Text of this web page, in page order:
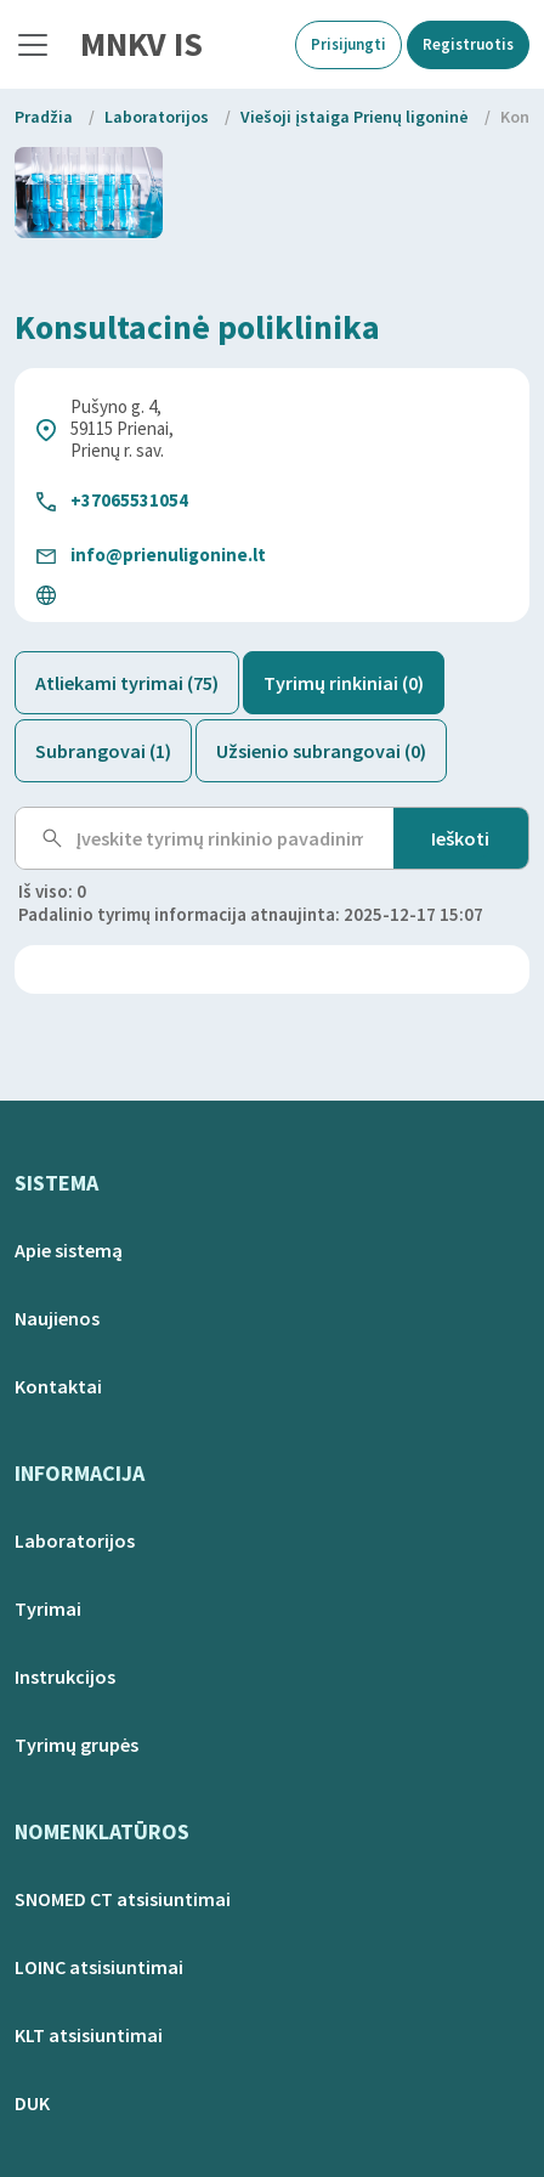
MNKV IS Prisijungti Registruotis
Pradžia / Laboratorijos / Viešoji įstaiga Prienų ligoninė /
Konsultacinė poliklinika
Pušyno g. 4,
59115 Prienai,
Prienų r. sav.
+37065531054
info@prienuligonine.lt
Atliekami tyrimai (75) Tyrimų rinkiniai (0)
Subrangovai (1) Užsienio subrangovai (0)
Iš viso: 0
Padalinio tyrimų informacija atnaujinta: 2025-12-17 15:07
SISTEMA
Apie sistemą
Naujienos
Kontaktai
INFORMACIJA
Laboratorijos
Tyrimai
Instrukcijos
Tyrimų grupės
NOMENKLATŪROS
SNOMED CT atsisiuntimai
LOINC atsisiuntimai
KLT atsisiuntimai
DUK